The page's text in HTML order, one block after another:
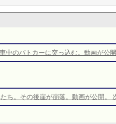
のパトカーに突っ込む。動画が公開
ち。その後崖が崩落。動画が公開。